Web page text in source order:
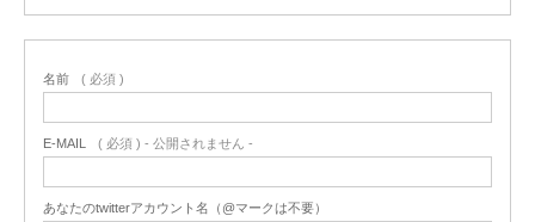
名前 ( 必須 )
E-MAIL ( 必須 ) - 公開されません -
あなたのtwitterアカウント名（@マークは不要）